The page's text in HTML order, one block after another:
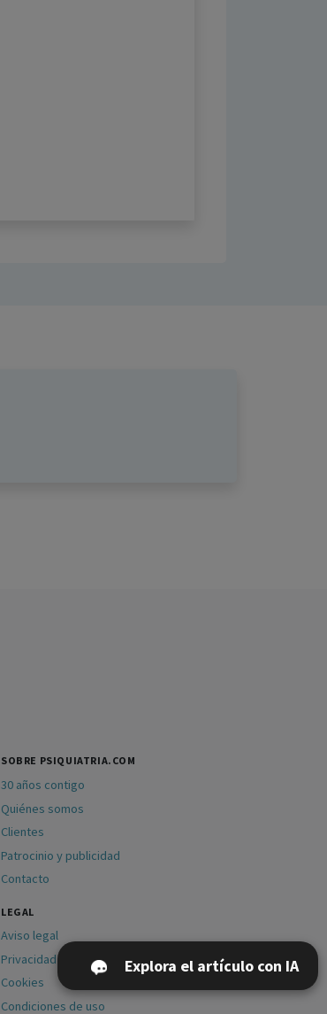
Explora el artículo con IA
SOBRE PSIQUIATRIA.COM
30 años contigo
Quiénes somos
Clientes
Patrocinio y publicidad
Contacto
LEGAL
Aviso legal
Privacidad
Cookies
Condiciones de uso